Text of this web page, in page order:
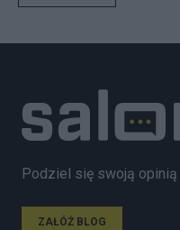
Podziel się swoją opinią
ZAŁÓŻ BLOG